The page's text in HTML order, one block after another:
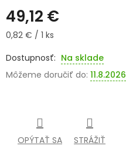
Prihlásenie
49,12 €
Jednotková
0,82 € / 1 ks
Na sklade
Môžeme doručiť do: 11.8.2026
OPÝTAŤ SA STRÁŽIŤ